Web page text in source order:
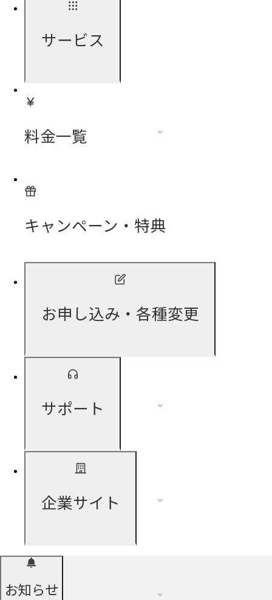
サービス
料金一覧
キャンペーン・特典
お申し込み・各種変更
サポート
企業サイト
お知らせ